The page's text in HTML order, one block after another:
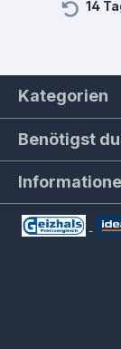
14
Kategorien
Benötigst